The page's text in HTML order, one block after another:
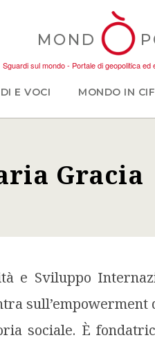
MOND
Sguardi sul mondo - Portale di geopolitica ed
E VOCI MONDO IN
Gracia
sociale. È